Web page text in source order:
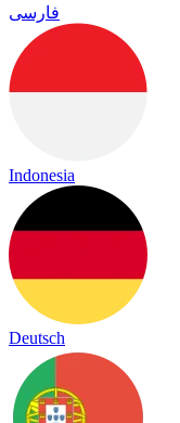
فارسی
Indonesia
Deutsch